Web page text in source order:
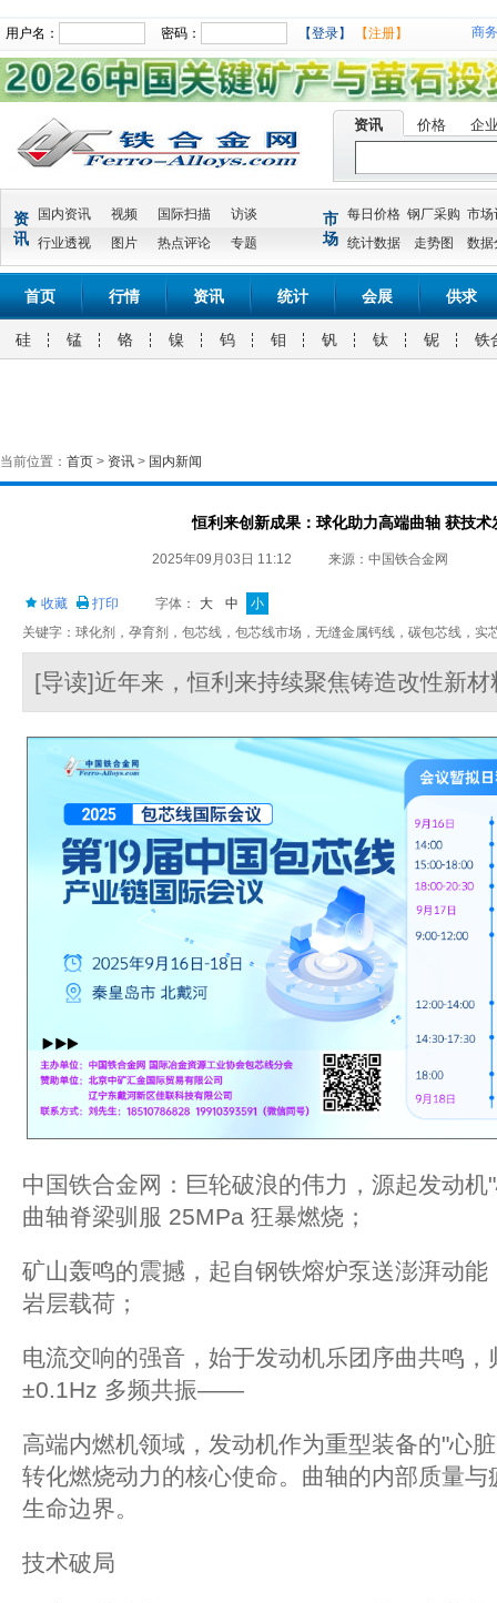
用户名： 密码： 【登录】 【注册】 商
资讯 价格 企
资
讯
国内资讯 视频 国际扫描
访谈
行业透视
图片 热点评论 专题
市
场
每日价格 钢厂采购 市场
统计数据
走势图 数据
首页 行情 资讯 统计 会展 供求
硅 锰 铬 镍 钨 钼 钒 钛 铌 铁
当前位置： 首页 > 资讯 > 国内新闻
恒利来创新成果：球化助力高端曲轴 获技术
2025年09月03日 11:12 来源：中国铁合金网
收藏 打印 字体： 大 中
小
关键字：球化剂，孕育剂，包芯线，包芯线市场，无缝金属钙线，碳包芯线，实
[导读]近年来，恒利来持续聚焦铸造改性新
中国铁合金网：巨轮破浪的伟力，源起发动
曲轴脊梁驯服 25MPa 狂暴燃烧；
矿山轰鸣的震撼，起自钢铁熔炉泵送澎湃动
岩层载荷；
电流交响的强音，始于发动机乐团序曲共鸣
±0.1Hz 多频共振——
高端内燃机领域，发动机作为重型装备的"心
转化燃烧动力的核心使命。曲轴的内部质量
生命边界。
技术破局